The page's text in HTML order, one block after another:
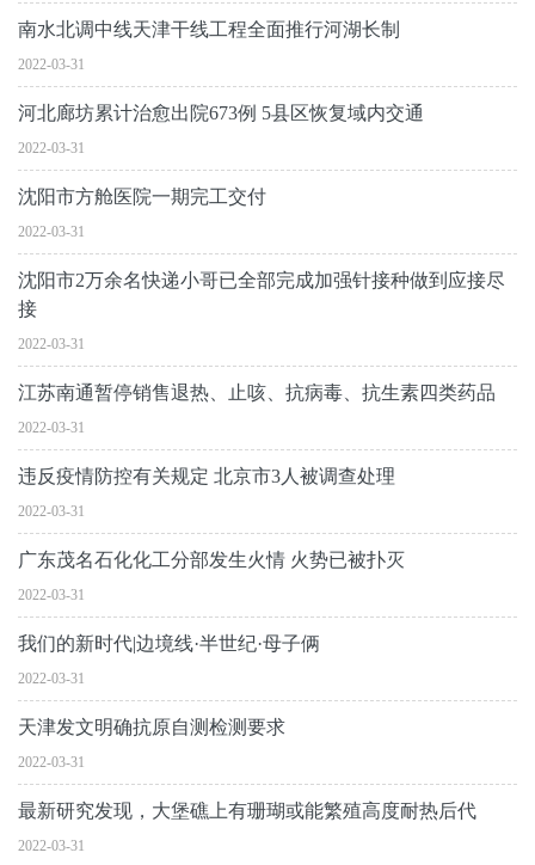
南水北调中线天津干线工程全面推行河湖长制
2022-03-31
河北廊坊累计治愈出院673例 5县区恢复域内交通
2022-03-31
沈阳市方舱医院一期完工交付
2022-03-31
沈阳市2万余名快递小哥已全部完成加强针接种做到应接尽
接
2022-03-31
江苏南通暂停销售退热、止咳、抗病毒、抗生素四类药品
2022-03-31
违反疫情防控有关规定 北京市3人被调查处理
2022-03-31
广东茂名石化化工分部发生火情 火势已被扑灭
2022-03-31
我们的新时代|边境线·半世纪·母子俩
2022-03-31
天津发文明确抗原自测检测要求
2022-03-31
最新研究发现，大堡礁上有珊瑚或能繁殖高度耐热后代
2022-03-31